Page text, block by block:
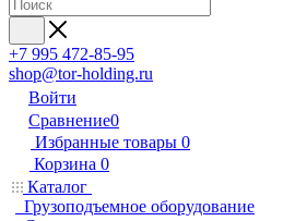
+7 995 472-85-95
shop@tor-holding.ru
Войти
Сравнение0
Избранные товары 0
Корзина 0
Каталог
Грузоподъемное оборудование